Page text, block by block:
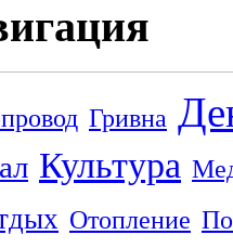
Гривна
Культура
Отопление